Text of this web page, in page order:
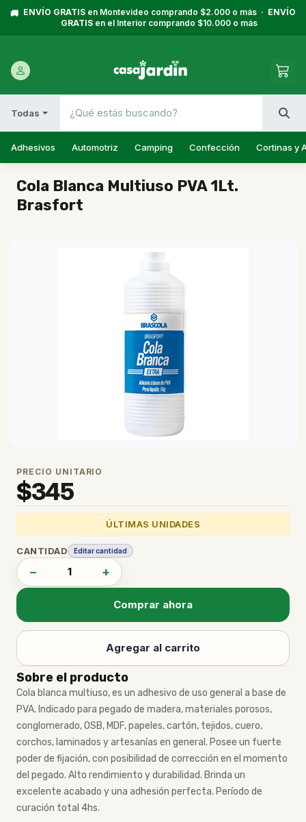
🚚 ENVÍO GRATISen Montevideo comprando $2.000 o más · ENVÍO
GRATIS en el Interior comprando $10.000 o más
Todas
Adhesivos Automotriz Camping Confección Cortinas y
Cola Blanca Multiuso PVA 1Lt.
Brasfort
PRECIO UNITARIO
$345
ÚLTIMAS UNIDADES
CANTIDAD Editar cantidad
− +
Comprar ahora
Agregar al carrito
Sobre el producto
Cola blanca multiuso, es un adhesivo de uso general a base de
PVA. Indicado para pegado de madera, materiales porosos,
conglomerado, OSB, MDF, papeles, cartón, tejidos, cuero,
corchos, laminados y artesanías en general. Posee un fuerte
poder de fijación, con posibilidad de corrección en el momento
del pegado. Alto rendimiento y durabilidad. Brinda un
excelente acabado y una adhesión perfecta. Período de
curación total 4hs.